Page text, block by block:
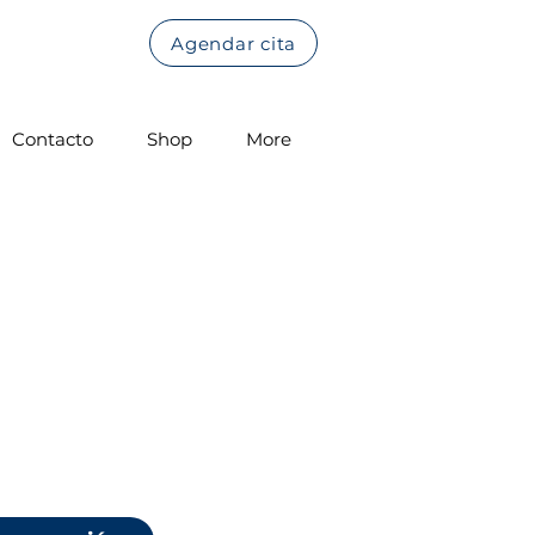
Agendar cita
Contacto Shop More